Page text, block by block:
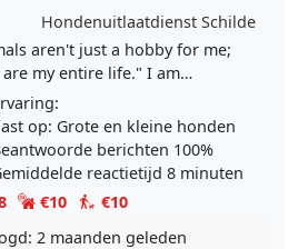
Hondenuitlaatdienst Schilde
aren't just a hobby for me;
my entire life." ​I am
to do dog sitting because
for animals is where I am
I..
op: Grote en kleine honden
berichten 100%
reactietijd 8 minuten
€10
€10
2 maanden geleden